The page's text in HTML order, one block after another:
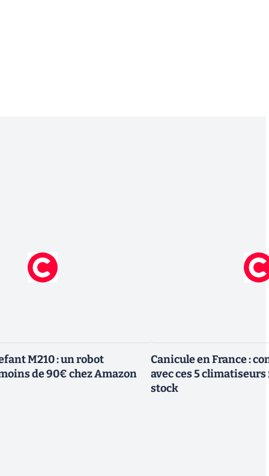
M210 : un robot
de 90€ chez Amazon
Canicule en France :
avec ces 5
stock